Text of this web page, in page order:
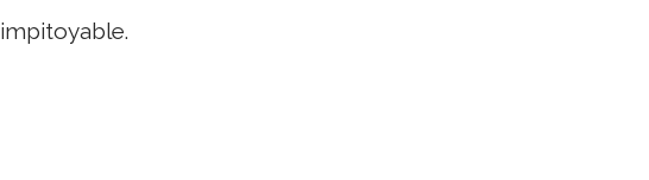
impitoyable.